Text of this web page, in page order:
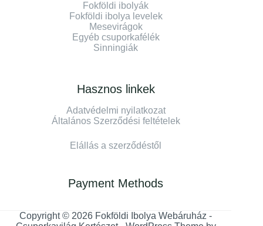
Fokföldi ibolyák
Fokföldi ibolya levelek
Mesevirágok
Egyéb csuporkafélék
Sinningiák
Hasznos linkek
Adatvédelmi nyilatkozat
Általános Szerződési feltételek
Elállás a szerződéstől
Payment Methods
Copyright © 2026 Fokföldi Ibolya Webáruház -